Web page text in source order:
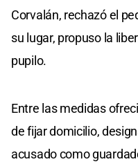
Corvalán, rechazó el
su lugar, propuso la
pupilo.
Entre las medidas
de fijar domicilio,
acusado como